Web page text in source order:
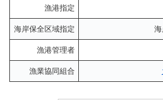
漁港指定
海岸保全区域指定
漁港管理者
漁業協同組合